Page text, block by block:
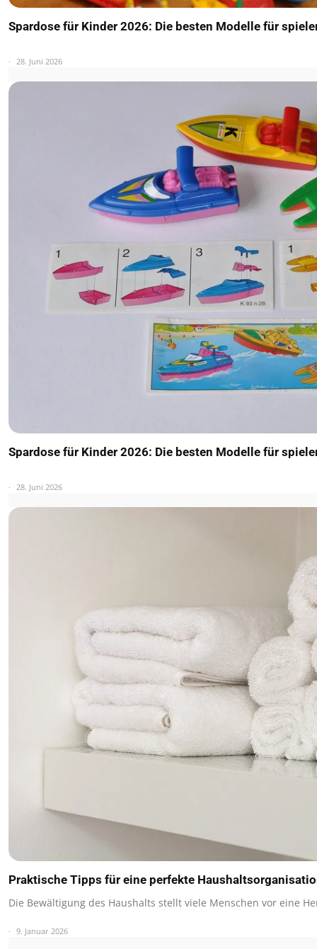
Spardose für Kinder 2026: Die besten Modelle für
28. Juni 2026
Spardose für Kinder 2026: Die besten Modelle für
28. Juni 2026
Praktische Tipps für eine perfekte
Die Bewältigung des Haushalts stellt viele Menschen vor eine
9. Januar 2026